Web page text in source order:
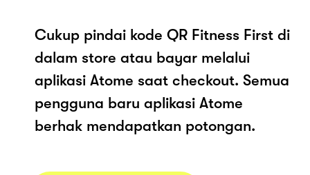
Cukup pindai kode QR Fitness First di
dalam store atau bayar melalui
aplikasi Atome saat checkout. Semua
pengguna baru aplikasi Atome
berhak mendapatkan potongan.